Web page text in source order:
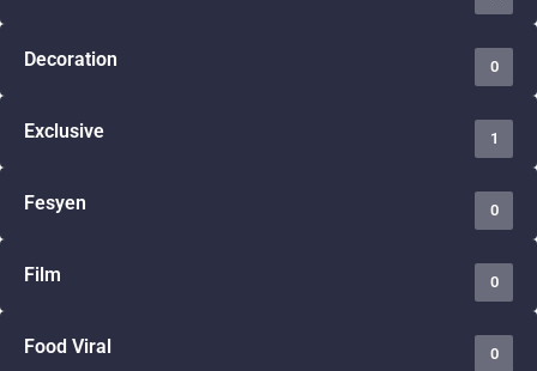
Decoration 0
Exclusive 1
Fesyen 0
Film 0
Food Viral 0